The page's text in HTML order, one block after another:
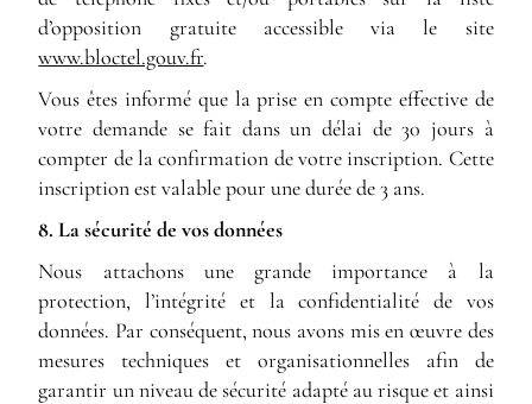
d’opposition gratuite accessible via le site
www.bloctel.gouv.fr.
Vous êtes informé que la prise en compte effective de
votre demande se fait dans un délai de 30 jours à
compter de la confirmation de votre inscription. Cette
inscription est valable pour une durée de 3 ans.
8. La sécurité de vos données
Nous attachons une grande importance à la
protection, l’intégrité et la confidentialité de vos
données. Par conséquent, nous avons mis en œuvre des
mesures techniques et organisationnelles afin de
garantir un niveau de sécurité adapté au risque et ainsi